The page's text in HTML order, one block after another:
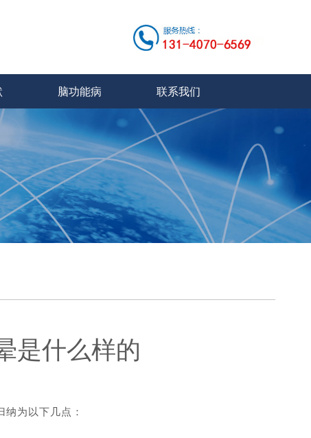
脑功能病 联系我们
是什么样的
为以下几点：